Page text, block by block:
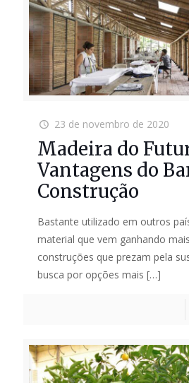
23 de novembro de 2020
Madeira do
Vantagens do
Construção
Bastante utilizado em outros
material que vem ganhando
construções que prezam pela
busca por opções mais […]